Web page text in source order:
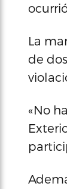
La
de
«No